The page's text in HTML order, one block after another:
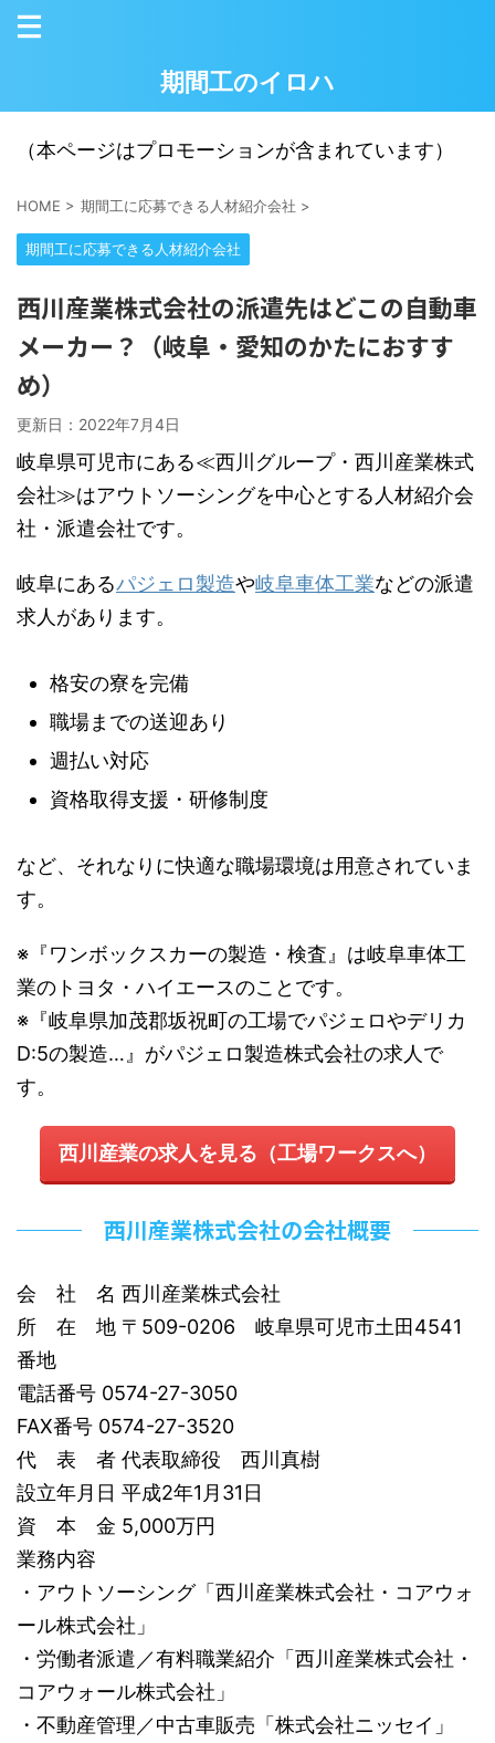
期間工のイロハ
（本ページはプロモーションが含まれています）
HOME > 期間工に応募できる人材紹介会社 >
期間工に応募できる人材紹介会社
西川産業株式会社の派遣先はどこの自動車
メーカー？（岐阜・愛知のかたにおすす
め）
更新日： 2022年7月4日
岐阜県可児市にある≪西川グループ・西川産業株式
会社≫はアウトソーシングを中心とする人材紹介会
社・派遣会社です。
岐阜にあるパジェロ製造や岐阜車体工業などの派遣
求人があります。
格安の寮を完備
職場までの送迎あり
週払い対応
資格取得支援・研修制度
など、それなりに快適な職場環境は用意されていま
す。
※『ワンボックスカーの製造・検査』は岐阜車体工
業のトヨタ・ハイエースのことです。
※『岐阜県加茂郡坂祝町の工場でパジェロやデリカ
D:5の製造…』がパジェロ製造株式会社の求人で
す。
西川産業の求人を見る（工場ワークスへ）
西川産業株式会社の会社概要
会 社 名 西川産業株式会社
所 在 地 〒509-0206 岐阜県可児市土田4541
番地
電話番号 0574-27-3050
FAX番号 0574-27-3520
代 表 者 代表取締役 西川真樹
設立年月日 平成2年1月31日
資 本 金 5,000万円
業務内容
・アウトソーシング「西川産業株式会社・コアウォ
ール株式会社」
・労働者派遣／有料職業紹介「西川産業株式会社・
コアウォール株式会社」
・不動産管理／中古車販売「株式会社ニッセイ」